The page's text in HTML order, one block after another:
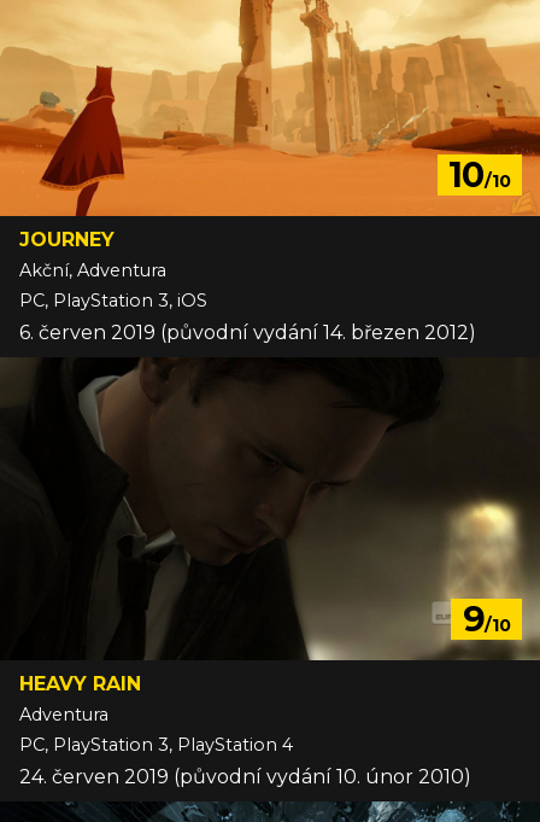
10/10
JOURNEY
Akční, Adventura
PC, PlayStation 3, iOS
6. červen 2019 (původní vydání 14. březen 2012)
9/10
HEAVY RAIN
Adventura
PC, PlayStation 3, PlayStation 4
24. červen 2019 (původní vydání 10. únor 2010)